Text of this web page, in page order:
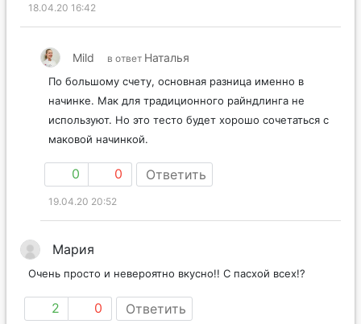
18.04.20 16:42
Mild в ответ Наталья
По большому счету, основная разница именно в
начинке. Мак для традиционного райндлинга не
используют. Но это тесто будет хорошо сочетаться с
маковой начинкой.
0 0 Ответить
19.04.20 20:52
Мария
Очень просто и невероятно вкусно!! С пасхой всех!?
2 0 Ответить